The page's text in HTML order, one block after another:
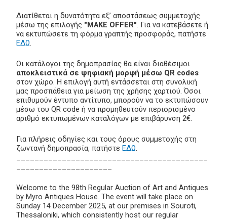
Διατίθεται η δυνατότητα εξ’ αποστάσεως συμμετοχής
μέσω της επιλογής "MAKE OFFER" . Για να κατεβάσετε ή
να εκτυπώσετε τη φόρμα γραπτής προσφοράς, πατήστε
ΕΔΩ
Οι κατάλογοι της δημοπρασίας θα είναι διαθέσιμοι
αποκλειστικά σε ψηφιακή μορφή μέσω QR codes
στον χώρο. Η επιλογή αυτή εντάσσεται στη συνολική
μας προσπάθεια για μείωση της χρήσης χαρτιού. Όσοι
επιθυμούν έντυπο αντίτυπο, μπορούν να το εκτυπώσουν
μέσω του QR code ή να προμηθευτούν περιορισμένο
αριθμό εκτυπωμένων καταλόγων με επιβάρυνση 2€.
Για πλήρεις οδηγίες και τους όρους συμμετοχής στη
ζωντανή δημοπρασία, πατήστε ΕΔΩ.
Welcome to the 98th Regular Auction of Art and Antiques
by Myro Antiques House. The event will take place on
Sunday 14 December 2025, at our premises in Souroti,
Thessaloniki, which consistently host our regular